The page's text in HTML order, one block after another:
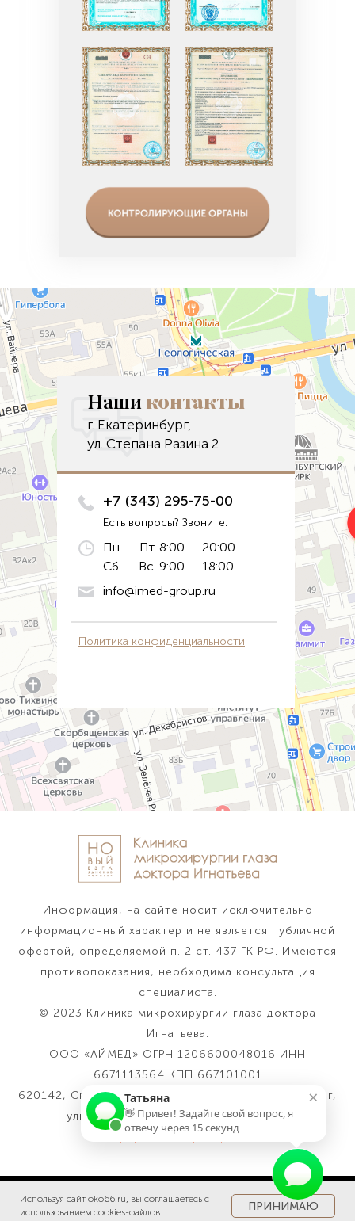
Используя сайт oko66.ru, вы соглашаетесь с
использованием cookies-файлов
ПРИНИМАЮ
Наши контакты
г. Екатеринбург,
ул. Степана Разина 2
+7 (343) 295-75-00
Есть вопросы? Звоните.
Пн. — Пт. 8:00 — 20:00
Сб. — Вс. 9:00 — 18:00
info@imed-group.ru
Политика конфиденциальности
Информация, на сайте носит исключительно
информационный характер и не является публичной
офертой, определяемой п. 2 ст. 437 ГК РФ. Имеются
противопоказания, необходима консультация
специалиста.
© 2023 Клиника микрохирургии глаза доктора
Игнатьева.
ООО «АЙМЕД» ОГРН 1206600048016 ИНН
6671113564 КПП 667101001
620142, Свердловская область, город Екатеринбург,
улица Степана Разина, стр. 2, офис 5
Информация о рассрочке
Made on Tilda
×
Татьяна
👋 Привет! Задайте свой вопрос, я
отвечу через 15 секунд